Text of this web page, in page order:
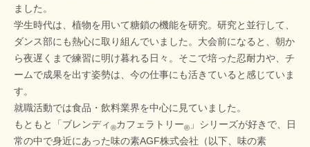
ました。
学生時代は、植物を用いて糖鎖の機能を研究。研究と並行して、
ダンス部にも熱心に取り組んでいました。大会前になると、朝か
ら夜遅くまで練習に明け暮れる日々。そこで培った忍耐力や、チ
ームで成果を出す姿勢は、今の仕事にも活きていると感じていま
す。
就職活動では食品・飲料業界を中心に見ていました。
もともと「ブレンディ ®カフェラトリー® 」シリーズが好きで、日
常の中で身近にあった味の素AGF株式会社（以下、味の素